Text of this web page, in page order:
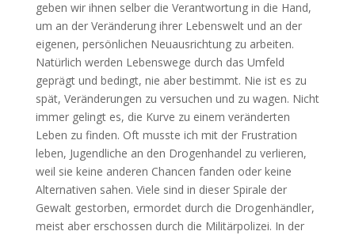
geben wir ihnen selber die Verantwortung in die Hand,
um an der Veränderung ihrer Lebenswelt und an der
eigenen, persönlichen Neuausrichtung zu arbeiten.
Natürlich werden Lebenswege durch das Umfeld
geprägt und bedingt, nie aber bestimmt. Nie ist es zu
spät, Veränderungen zu versuchen und zu wagen. Nicht
immer gelingt es, die Kurve zu einem veränderten
Leben zu finden. Oft musste ich mit der Frustration
leben, Jugendliche an den Drogenhandel zu verlieren,
weil sie keine anderen Chancen fanden oder keine
Alternativen sahen. Viele sind in dieser Spirale der
Gewalt gestorben, ermordet durch die Drogenhändler,
meist aber erschossen durch die Militärpolizei. In der